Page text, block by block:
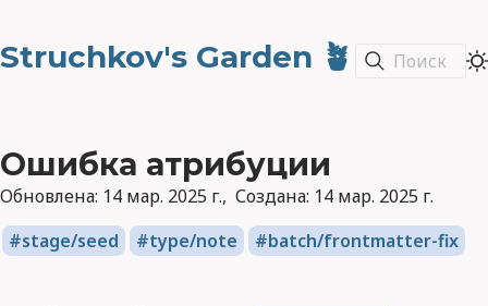
Struchkov's Garden 🪴 Поиск
Ошибка атрибуции
Обновлена: 14 мар. 2025 г. Создана: 14 мар. 2025 г.
stage/seed
type/note batch/frontmatter-fix